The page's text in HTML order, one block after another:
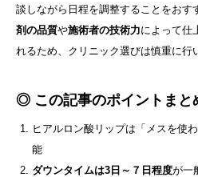
談しながら日程を調整することをおす
剤の品質や施術者の技術力によって仕
れるため、クリニック選びは慎重に行
◎ この記事のポイントまと
ヒアルロン酸リップは「メスを使
能
ダウンタイムは3日～７日程度が一